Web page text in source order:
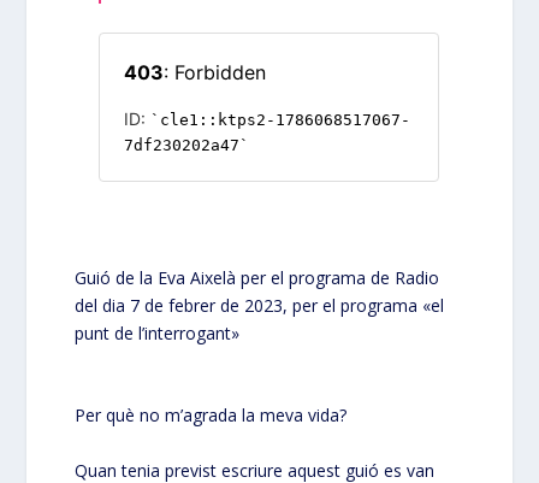
Guió de la Eva Aixelà per el programa de Radio
del dia 7 de febrer de 2023, per el programa «el
punt de l’interrogant»
Per què no m’agrada la meva vida?
Quan tenia previst escriure aquest guió es van